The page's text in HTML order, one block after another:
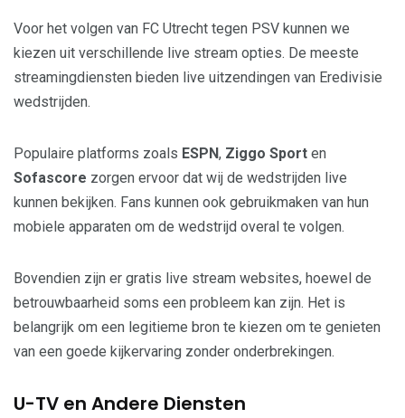
Voor het volgen van FC Utrecht tegen PSV kunnen we
kiezen uit verschillende live stream opties. De meeste
streamingdiensten bieden live uitzendingen van Eredivisie
wedstrijden.
Populaire platforms zoals ESPN, Ziggo Sport en
Sofascore zorgen ervoor dat wij de wedstrijden live
kunnen bekijken. Fans kunnen ook gebruikmaken van hun
mobiele apparaten om de wedstrijd overal te volgen.
Bovendien zijn er gratis live stream websites, hoewel de
betrouwbaarheid soms een probleem kan zijn. Het is
belangrijk om een legitieme bron te kiezen om te genieten
van een goede kijkervaring zonder onderbrekingen.
U-TV en Andere Diensten